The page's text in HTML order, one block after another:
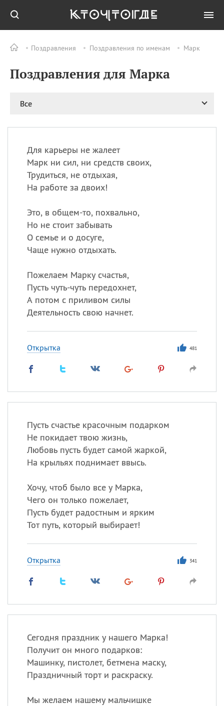
Поздравления Поздравления по именам Марк
Поздравления для Марка
Все
Для карьеры не жалеет
Марк ни сил, ни средств своих,
Трудиться, не отдыхая,
На работе за двоих!
Это, в общем-то, похвально,
Но не стоит забывать
О семье и о досуге,
Чаще нужно отдыхать.
Пожелаем Марку счастья,
Пусть чуть-чуть передохнет,
А потом с приливом силы
Деятельность свою начнет.
Открытка 481
Пусть счастье красочным подарком
Не покидает твою жизнь,
Любовь пусть будет самой жаркой,
На крыльях поднимает ввысь.
Хочу, чтоб было все у Марка,
Чего он только пожелает,
Пусть будет радостным и ярким
Тот путь, который выбирает!
Открытка 341
Сегодня праздник у нашего Марка!
Получит он много подарков:
Машинку, пистолет, бетмена маску,
Праздничный торт и раскраску.
Мы желаем нашему мальчишке
ПРАЗДНИКИ Все
08.08 День «Счастье
случается» (Happiness
День мира в Аугсбурге
покровителя всех
Lovers Day)
Александр
Анна
Посмотреть значениеи